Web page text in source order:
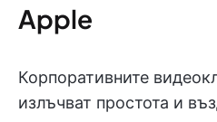
Apple
Корпоративните
излъчват простота и